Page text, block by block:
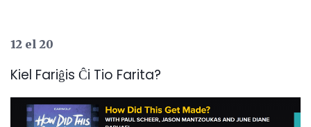
12 el 20
Kiel Fariĝis Ĉi Tio Farita?